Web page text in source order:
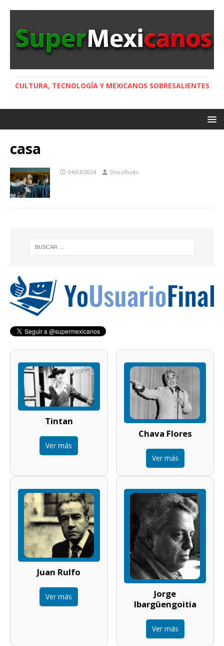
CULTURA, TECNOLOGÍA Y MEXICANOS SOBRESALIENTES
casa
04/03/2024 DiscoRudo
Tintan
Ver más
Chava Flores
Ver más
Juan Rulfo
Ver más
Jorge
Ibargüengoitia
Ver más